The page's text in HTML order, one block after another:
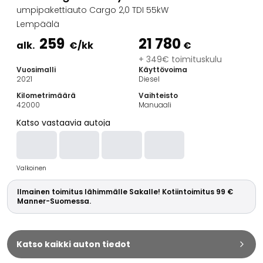
Farmariautot
Kaupunkiautot
Vetoautot
Hyötyajoneuvot
Huutokauppa-autot
Edulliset autot
Automerkit
BMW
Kia
Mercedes-Benz
Polestar
Skoda
Tesla
Toyota
Volkswagen
umpipakettiauto Cargo 2,0 TDI 55kW
Lempäälä
alk. 259 €/kk 21 780 €
+ 349€ toimituskulu
Vuosimalli
2021
Käyttövoima
Diesel
Kilometrimäärä
42000
Vaihteisto
Manuaali
Katso vastaavia autoja
Valkoinen
Ilmainen toimitus lähimmälle Sakalle! Kotiintoimitus 99 €
Manner-Suomessa.
Katso kaikki auton tiedot